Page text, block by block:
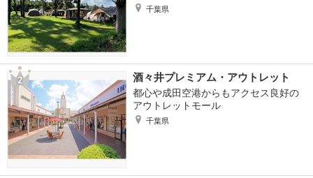
千葉県
酒々井プレミアム・アウトレット
都心や成田空港からもアクセス良好の
アウトレットモール
千葉県